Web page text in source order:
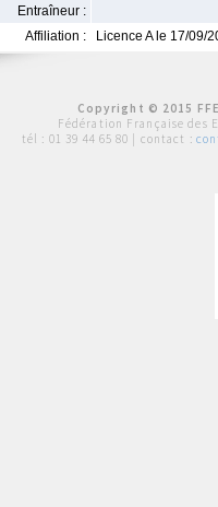
Entraîneur :
Affiliation :
Licence A le 17/09/
Copyright © 2015
Fédération Française des
tél : 01 39 44 65 80 | contact :